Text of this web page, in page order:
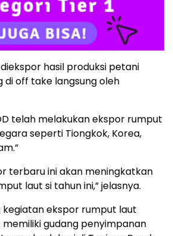
hasil produksi petani
di off take langsung oleh
telah melakukan ekspor rumput
seperti Tiongkok, Korea,
terbaru ini akan meningkatkan
laut si tahun ini,” jelasnya.
kegiatan ekspor rumput laut
memiliki gudang penyimpanan